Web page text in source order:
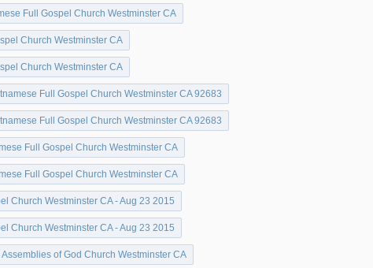
Full Gospel Church Westminster CA
Church Westminster CA
Church Westminster CA
Full Gospel Church Westminster CA 92683
Full Gospel Church Westminster CA 92683
Full Gospel Church Westminster CA
Full Gospel Church Westminster CA
Church Westminster CA - Aug 23 2015
Church Westminster CA - Aug 23 2015
of God Church Westminster CA